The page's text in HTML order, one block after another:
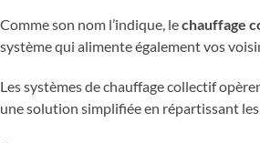
Comme son nom l’indique, lechauffage
système qui alimente également vos
Les systèmes de chauffage collectif
une solution simplifiée en répartissant